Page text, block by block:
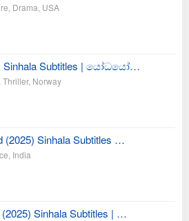
Drama USA
Sinhala Subtitles | යෝධයෝ…
Thriller, Norway
(2025) Sinhala Subtitles …
India
Sinhala Subtitles | …